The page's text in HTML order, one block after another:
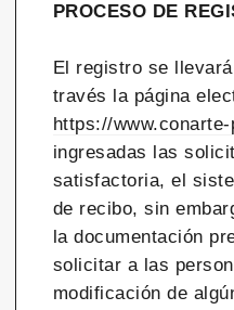
PROCESO DE
El registro se
través la página
https://
ingresadas las
satisfactoria, el
de recibo, sin
la documentación
solicitar a las
modificación de